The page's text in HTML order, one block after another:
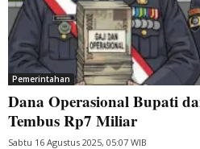
Pemerintahan
Dana Operasional Bupati
Tembus Rp7 Miliar
Sabtu 16 Agustus 2025, 05:07 WIB